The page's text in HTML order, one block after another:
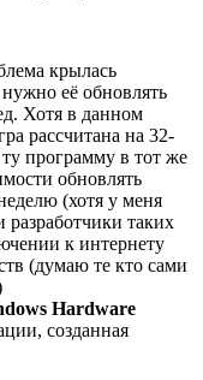
крылась
её обновлять
Хотя в данном
рассчитана на 32-
программу в тот же
обновлять
(хотя у меня
таких
к интернету
(думаю те кто сами
Hardware
созданная